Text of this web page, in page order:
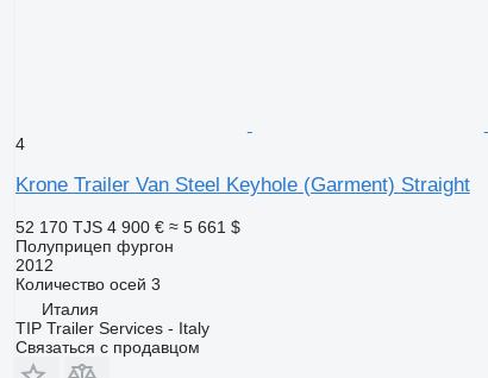
4
Krone Trailer Van Steel Keyhole (Garment) Straight
52 170 TJS 4 900 € ≈ 5 661 $
Полуприцеп фургон
2012
Количество осей 3
Италия
TIP Trailer Services - Italy
Связаться с продавцом